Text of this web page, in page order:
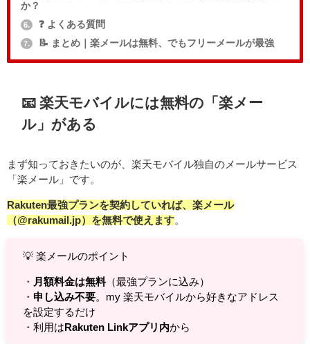
か？
6. ❓ よくある質問
7. 📝 まとめ｜楽メールは無料、でもフリーメールが最強
📧 楽天モバイルには無料の「楽メー
ル」がある
まず知っておきたいのが、楽天モバイル独自のメールサービス
「楽メール」です。
Rakuten最強プランを契約していれば、楽メール
（@rakumail.jp）を無料で使えます
💡 楽メールのポイント
・ 月額料金は無料（最強プランに込み）
・ 申し込み不要。my 楽天モバイルから好きなアドレス
を設定するだけ
・利用はRakuten Linkアプリ内から